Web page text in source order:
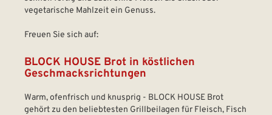
vegetarische Mahlzeit ein Genuss.
Freuen Sie sich auf:
BLOCK HOUSE Brot in köstlichen
Geschmacksrichtungen
Warm, ofenfrisch und knusprig - BLOCK HOUSE Brot
gehört zu den beliebtesten Grillbeilagen für Fleisch, Fisch